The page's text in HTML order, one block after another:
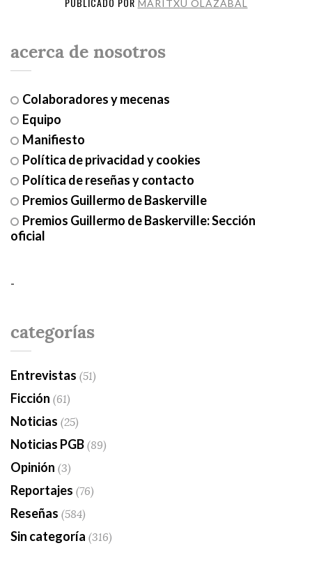
MARITXU OLAZABAL
acerca de nosotros
Colaboradores y mecenas
Equipo
Manifiesto
Política de privacidad y cookies
Política de reseñas y contacto
Premios Guillermo de Baskerville
Premios Guillermo de Baskerville: Sección
oficial
-
categorías
Entrevistas (51)
Ficción (61)
Noticias (25)
Noticias PGB(89)
Opinión (3)
Reportajes (76)
Reseñas (584)
Sin categoría (316)